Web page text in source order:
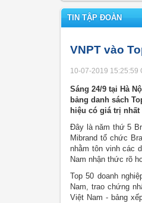
TIN TẬP ĐOÀN
VNPT vào
10-07-2019 15:25:59
Sáng 24/9 tại Hà
bảng danh sách
hiệu có giá trị nhất
Đây là năm thứ 5
Mibrand tổ chức
nhằm tôn vinh các
Nam nhận thức rõ
Top 50 doanh
Nam, trao chứng
Việt Nam - bảng